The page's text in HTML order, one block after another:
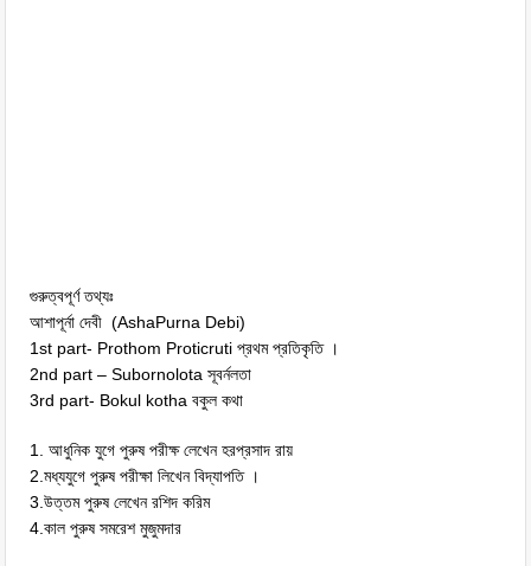
গুরুত্বপূর্ণ তথ্যঃ
আশাপূর্না দেবী (AshaPurna Debi)
1st part- Prothom Proticruti প্রথম প্রতিকৃতি ।
2nd part – Subornolota সূবর্নলতা
3rd part- Bokul kotha বকুল কথা
1. আধুনিক যুগে পুরুষ পরীক্ষ লেখেন হরপ্রসাদ রায়
2.মধ্যযুগে পুরুষ পরীক্ষা লিখেন বিদ্যাপতি ।
3.উত্তম পুরুষ লেখেন রশিদ করিম
4.কাল পুরুষ সমরেশ মুজুমদার